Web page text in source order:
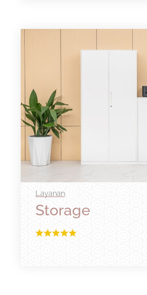
Layanan
Storage